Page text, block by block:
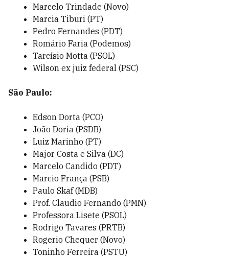
Marcelo Trindade (Novo)
Marcia Tiburi (PT)
Pedro Fernandes (PDT)
Romário Faria (Podemos)
Tarcísio Motta (PSOL)
Wilson ex juiz federal (PSC)
São Paulo:
Edson Dorta (PCO)
João Doria (PSDB)
Luiz Marinho (PT)
Major Costa e Silva (DC)
Marcelo Candido (PDT)
Marcio França (PSB)
Paulo Skaf (MDB)
Prof. Claudio Fernando (PMN)
Professora Lisete (PSOL)
Rodrigo Tavares (PRTB)
Rogerio Chequer (Novo)
Toninho Ferreira (PSTU)